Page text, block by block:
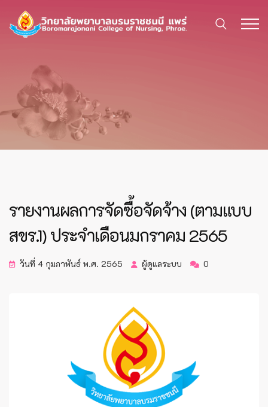
รายงานผลการจัดซื้อจัดจ้าง (ตามแบบ
สขร.1) ประจำเดือนมกราคม 2565
วันที่ 4 กุมภาพันธ์ พ.ศ. 2565 ผู้ดูแลระบบ 0